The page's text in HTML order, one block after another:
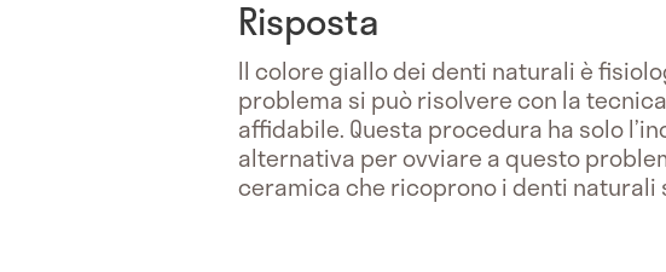
Risposta
Il colore giallo dei denti naturali è
problema si può risolvere con la
affidabile. Questa procedura ha solo
alternativa per ovviare a questo
ceramica che ricoprono i denti